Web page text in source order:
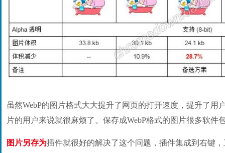
虽然WebP的图片格式大大提升了网页的打开速度，提升了用
片的用户来说就很麻烦了。保存成WebP格式的图片很多软件
图片另存为插件就很好的解决了这个问题，插件集成到右键